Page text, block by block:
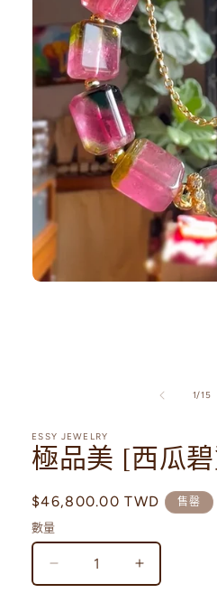
媒
體
案
1
1//15
ESSY JEWELRY
極品美 [西瓜
定
價
$46,800.00 TWD 售罄
數量